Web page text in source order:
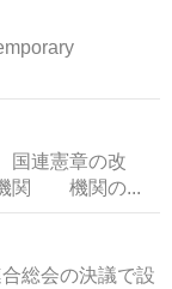
連憲章の改
関 機関の...
総会の決議で設